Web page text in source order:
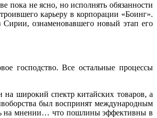
пока не ясно, но исполнять обязанности
карьеру в корпорации «Боинг».
Сирии, ознаменовавшего новый этап его
господство. Все остальные процессы
широкий спектр китайских товаров, а
был воспринят международным
на мнении… что пошлины эффективны в